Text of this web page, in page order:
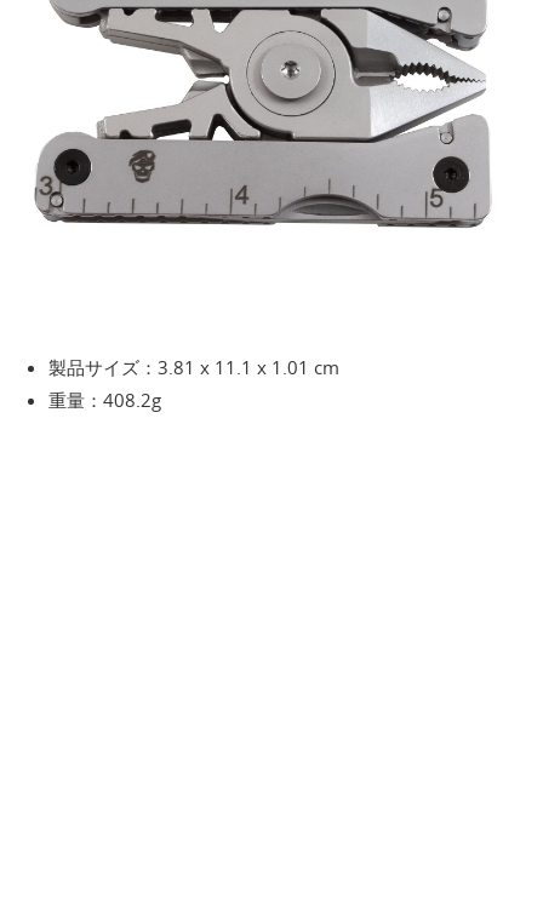
製品サイズ：3.81 x 11.1 x 1.01 cm
重量：408.2g